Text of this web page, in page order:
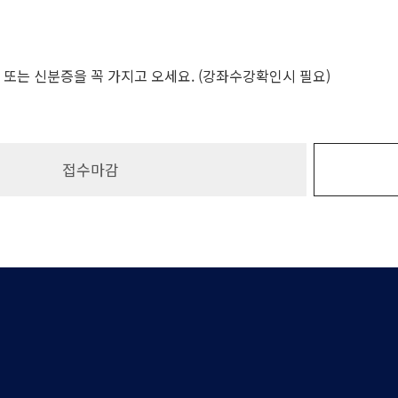
는 신분증을 꼭 가지고 오세요. (강좌수강확인시 필요)
접수마감